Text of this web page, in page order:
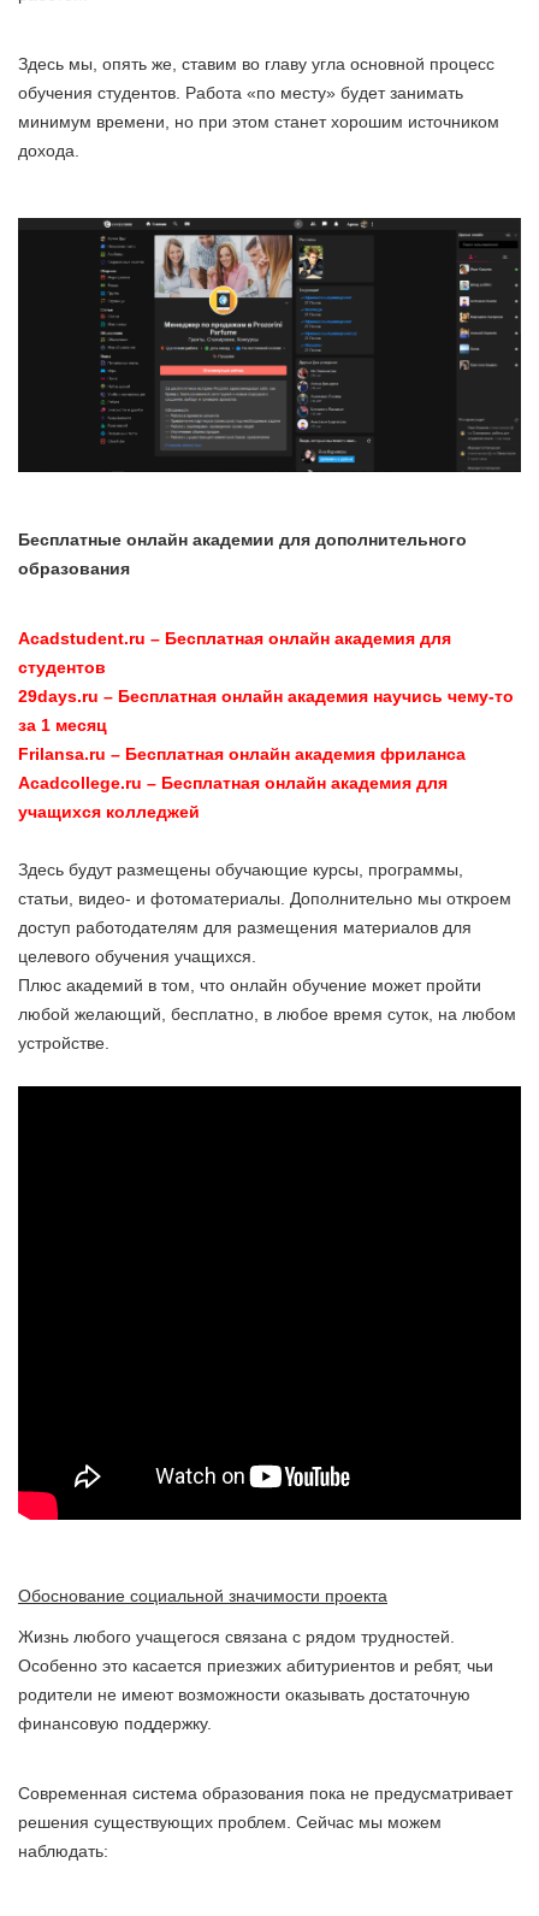
Здесь мы, опять же, ставим во главу угла основной процесс
обучения студентов. Работа «по месту» будет занимать
минимум времени, но при этом станет хорошим источником
дохода.
Бесплатные онлайн академии для дополнительного
образования
Acadstudent.ru – Бесплатная онлайн академия для
студентов
29days.ru – Бесплатная онлайн академия научись чему-то
за 1 месяц
Frilansa.ru – Бесплатная онлайн академия фриланса
Acadcollege.ru – Бесплатная онлайн академия для
учащихся колледжей
Здесь будут размещены обучающие курсы, программы,
статьи, видео- и фотоматериалы. Дополнительно мы откроем
доступ работодателям для размещения материалов для
целевого обучения учащихся.
Плюс академий в том, что онлайн обучение может пройти
любой желающий, бесплатно, в любое время суток, на любом
устройстве.
Обоснование социальной значимости проекта
Жизнь любого учащегося связана с рядом трудностей.
Особенно это касается приезжих абитуриентов и ребят, чьи
родители не имеют возможности оказывать достаточную
финансовую поддержку.
Современная система образования пока не предусматривает
решения существующих проблем. Сейчас мы можем
наблюдать: